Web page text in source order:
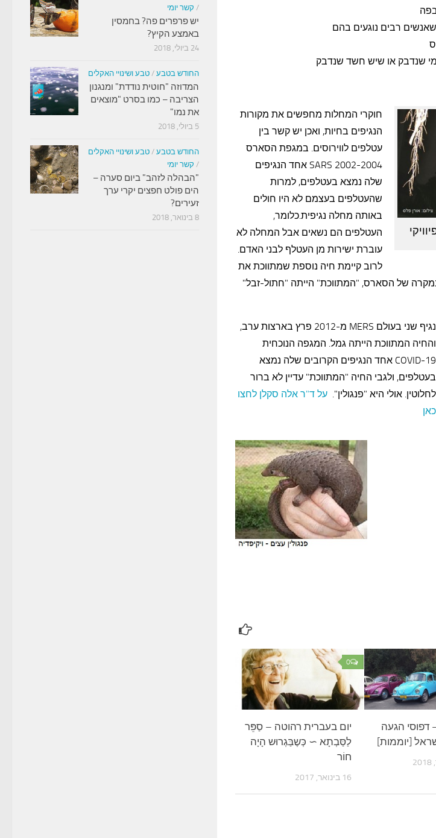
רבים נוגעים בהם
שנדבק או שיש חשד שנדבק
חוקרי המחלות מחפשים את מקורות
הנגיפים בחיות, ואכן יש קשר בין
עטלפים לווירוסים. במגפת הסארס
SARS 2002-2004 אחד הנגיפים
שלה נמצא בעטלפים, למרות
שהעטלפים בעצמם לא היו חולים
באותה מחלה נגיפית.כלומר,
העטלפים הם נשאים אבל המחלה לא
עוברת ישירות מן העטלף לבני האדם.
לרוב קיימת חיה נוספת שמתווכת את
של הסארס, "המתווכת" הייתה "חתול-זבל"
נגיף שני בעולם MERS מ-2012 פרץ בארצות ערב,
והחיה המתווכת הייתה גמל. המגפה הנוכחית
COVID-19 אחד הנגיפים הקרובים שלה נמצא
בעטלפים, ולגבי החיה "המתווכת" עדיין לא ברור
לחלוטין. אולי היא "פנגולין". על ד"ר אלה סקלן לחצו
כאן
0
יום בעברית רהוטה – סַפֵּר
לַסַּבְתָא ∼ כְּשֶבַּגְרוּש הָיָה
חוֹר
16 בינואר, 2017
דפוסי הגעה
[יוממות]
/ קשר יומי
יש פרפרים פה? בחמסין
באמצע הקיץ?
24 ביולי, 2018
החודש בטבע / טבע ושינויי האקלים
המדוזה "חוטית נודדת" ומנגנון
הצריבה – כמו בסרט "מוצאים
את נמו"
5 ביולי, 2018
החודש בטבע / טבע ושינויי האקלים
/ קשר יומי
"הבהלה לזהב" ביום סערה –
הים פולט חפצים יקרי ערך
זעירים?
8 בינואר, 2018